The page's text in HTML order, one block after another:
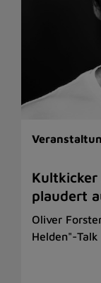
plaudert
Oliver
Helden"-